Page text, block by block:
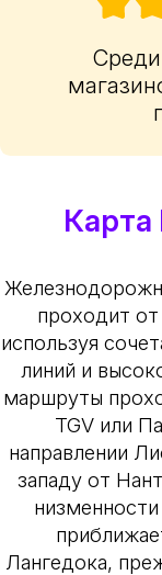
проходит
используя
линий и
маршруты
TGV или
направлении
западу от
Лангедока,